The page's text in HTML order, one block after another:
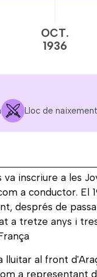
OCT.
1936
Lloc de naixement
va inscriure a les
a conductor. El
després de
a tretze anys i
lluitar al front
a representant